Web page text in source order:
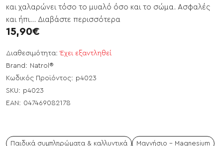
Διαθεσιμότητα: Έχει εξαντληθεί
Brand: Natrol®
Κωδικός Προϊόντος: p4023
SKU: p4023
EAN: 047469082178
15,90€
και χαλαρώνει τόσο το μυαλό όσο και το σώμα. Ασφαλές
και ήπι... Διαβάστε περισσότερα
Παιδικά συμπληρώματα & καλλυντικά Μαγνήσιο - Magnesium